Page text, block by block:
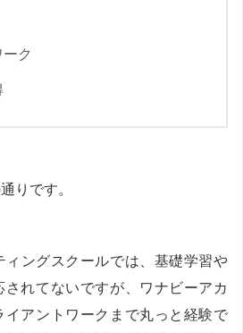
ク
りです。
ィングスクールでは、基礎学習や
れてないですが、ワナビーアカ
イアントワークまで丸っと経験で